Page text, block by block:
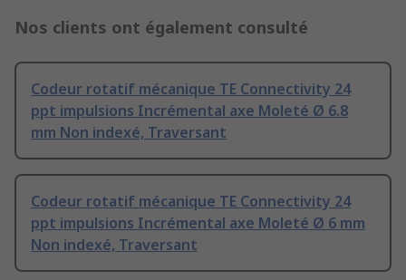
Nos clients ont également consulté
Codeur rotatif mécanique TE Connectivity 24
ppt impulsions Incrémental axe Moleté Ø 6.8
mm Non indexé, Traversant
Codeur rotatif mécanique TE Connectivity 24
ppt impulsions Incrémental axe Moleté Ø 6 mm
Non indexé, Traversant